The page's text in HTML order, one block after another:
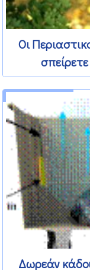
Οι
Δωρεάν
15 Ιανουαρίου 2013